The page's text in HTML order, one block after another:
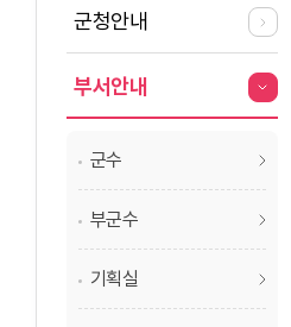
군청안내
부서안내
군수
부군수
기획실